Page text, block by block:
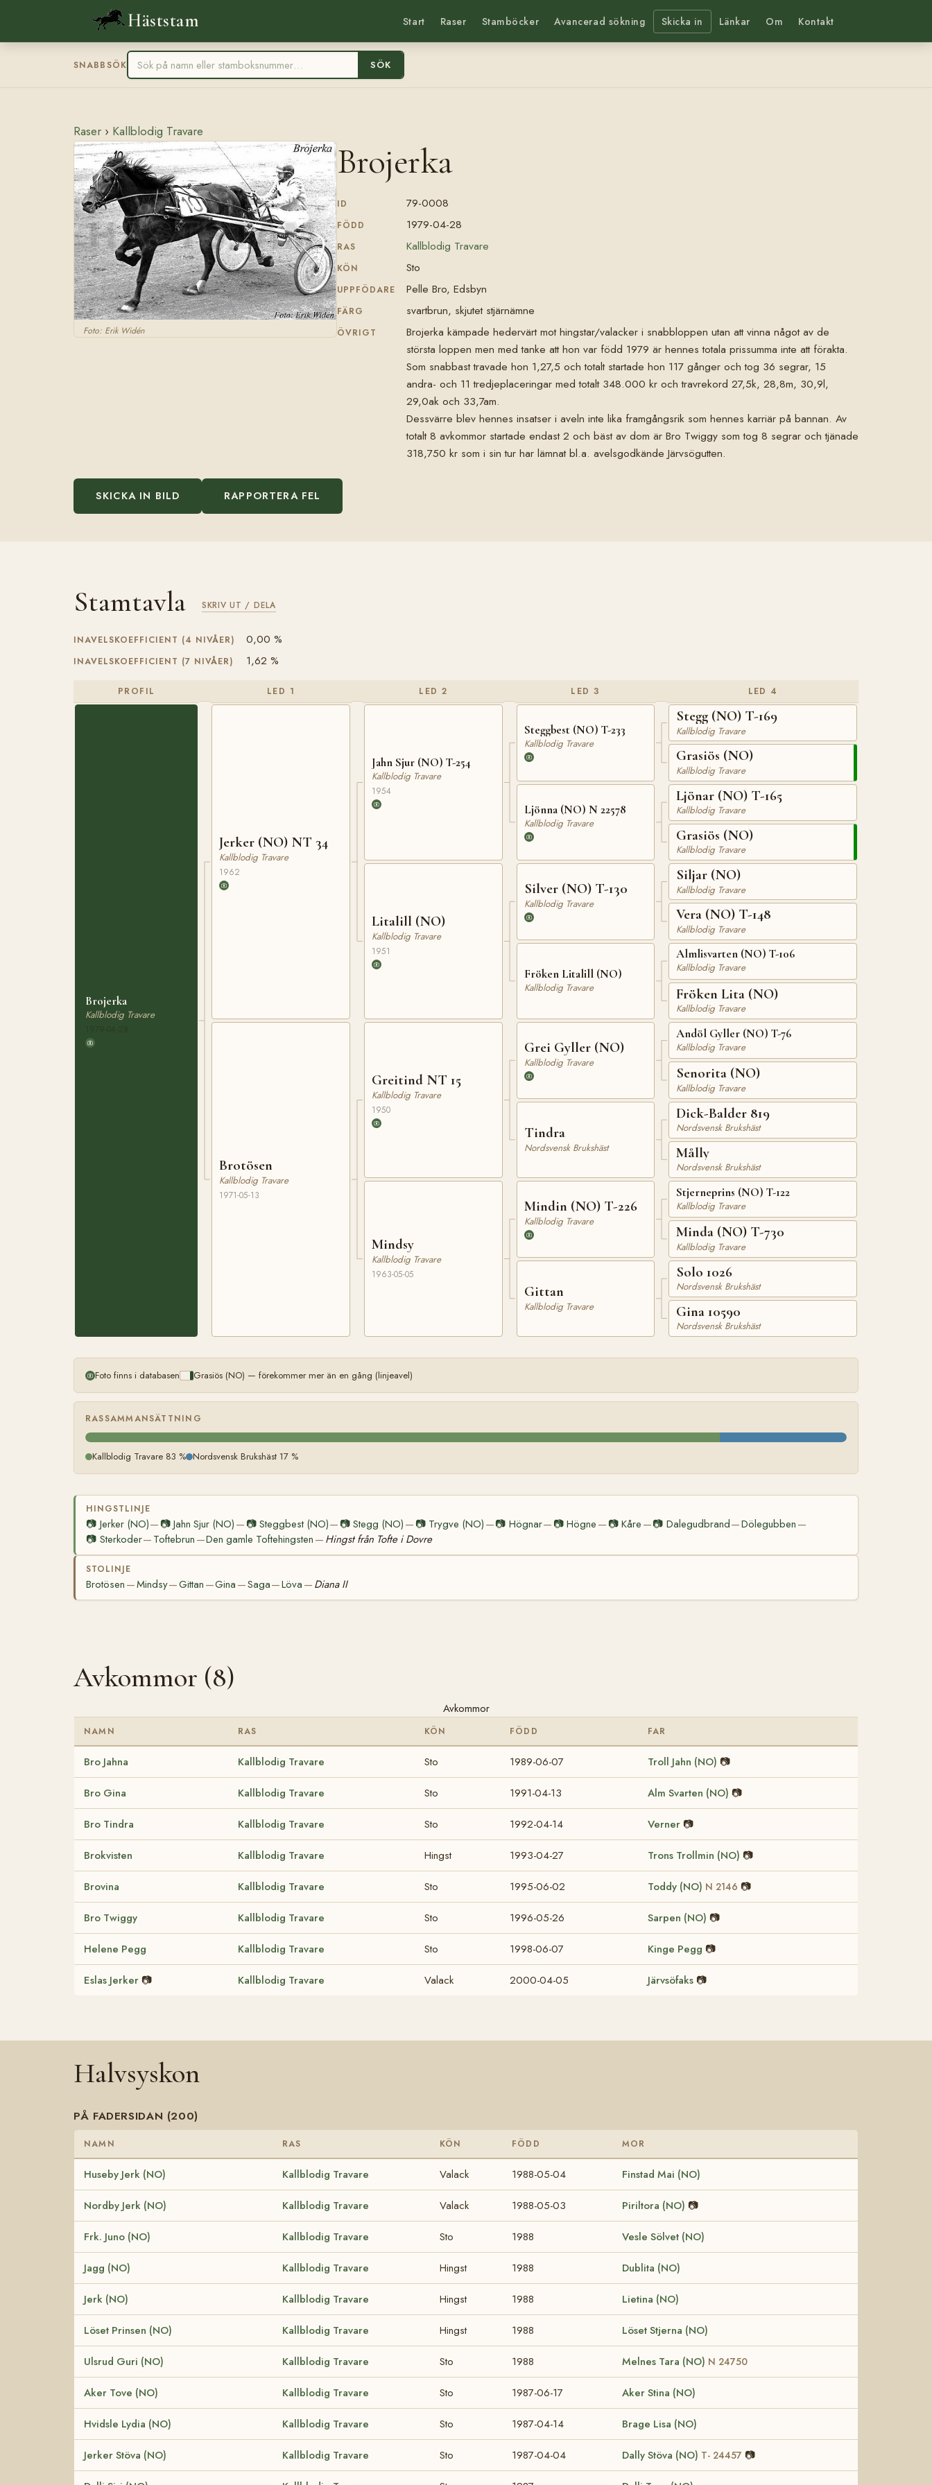
Häststam Start Raser Stamböcker Avancerad sökning Skicka in Länkar Om Kontakt
SNABBSÖK SÖK
Raser › Kallblodig Travare
Foto: Erik Widén
Brojerka
ID 79-0008
FÖDD 1979-04-28
RAS Kallblodig Travare
KÖN Sto
UPPFÖDARE Pelle Bro, Edsbyn
FÄRG svartbrun, skjutet stjärnämne
ÖVRIGT
Brojerka kämpade hedervärt mot hingstar/valacker i snabbloppen utan att vinna något av de
största loppen men med tanke att hon var född 1979 är hennes totala prissumma inte att förakta.
Som snabbast travade hon 1,27,5 och totalt startade hon 117 gånger och tog 36 segrar, 15
andra- och 11 tredjeplaceringar med totalt 348.000 kr och travrekord 27,5k, 28,8m, 30,9l,
29,0ak och 33,7am.
Dessvärre blev hennes insatser i aveln inte lika framgångsrik som hennes karriär på bannan. Av
totalt 8 avkommor startade endast 2 och bäst av dom är Bro Twiggy som tog 8 segrar och tjänade
318,750 kr som i sin tur har lämnat bl.a. avelsgodkände Järvsögutten.
SKICKA IN BILD RAPPORTERA FEL
Stamtavla SKRIV UT / DELA
INAVELSKOEFFICIENT (4 NIVÅER) 0,00 %
INAVELSKOEFFICIENT (7 NIVÅER) 1,62 %
PROFIL
Brojerka
Kallblodig Travare
LED 1
Jerker (NO) NT 34
Kallblodig Travare
1962
Brotösen
Kallblodig Travare
1971-05-13
LED 2
Jahn Sjur (NO) T-254
Kallblodig Travare
1954
Litalill (NO)
Kallblodig Travare
1951
Greitind NT 15
Kallblodig Travare
1950
Mindsy
Kallblodig Travare
1963-05-05
LED 3
Steggbest (NO) T-233
Kallblodig Travare
Ljönna (NO) N 22578
Kallblodig Travare
Silver (NO) T-130
Kallblodig Travare
Fröken Litalill (NO)
Kallblodig Travare
Grei Gyller (NO)
Kallblodig Travare
Tindra
Nordsvensk Brukshäst
Mindin (NO) T-226
Kallblodig Travare
Gittan
Kallblodig Travare
LED 4
Stegg (NO) T-169
Kallblodig Travare
Grasiös (NO)
Kallblodig Travare
Ljönar (NO) T-165
Kallblodig Travare
Grasiös (NO)
Kallblodig Travare
Siljar (NO)
Kallblodig Travare
Vera (NO) T-148
Kallblodig Travare
Almlisvarten (NO) T-106
Kallblodig Travare
Fröken Lita (NO)
Kallblodig Travare
Andöl Gyller (NO) T-76
Kallblodig Travare
Senorita (NO)
Kallblodig Travare
Dick-Balder 819
Nordsvensk Brukshäst
Målly
Nordsvensk Brukshäst
Stjerneprins (NO) T-122
Kallblodig Travare
Minda (NO) T-730
Kallblodig Travare
Solo 1026
Nordsvensk Brukshäst
Gina 10590
Nordsvensk Brukshäst
Foto finns i databasen Grasiös (NO) — förekommer mer än en gång (linjeavel)
RASSAMMANSÄTTNING
Kallblodig Travare 83 % Nordsvensk Brukshäst 17 %
HINGSTLINJE
📷 Jerker (NO)— 📷Jahn Sjur (NO) — 📷 Steggbest (NO)— 📷 Stegg (NO) — 📷 Trygve (NO) —📷 Högnar— 📷Högne — 📷Kåre —📷 Dalegudbrand—Dölegubben —
📷 Sterkoder— Toftebrun —Den gamle Toftehingsten — Hingst från Tofte i Dovre
STOLINJE
Brotösen —Mindsy—Gittan —Gina —Saga—Löva — Diana II
Avkommor (8)
Avkommor
NAMN RAS KÖN FÖDD FAR
Bro Jahna Kallblodig Travare Sto 1989-06-07 Troll Jahn (NO) 📷
Bro Gina Kallblodig Travare Sto 1991-04-13 Alm Svarten (NO) 📷
Bro Tindra Kallblodig Travare Sto 1992-04-14 Verner 📷
Brokvisten Kallblodig Travare Hingst 1993-04-27 Trons Trollmin (NO) 📷
Brovina Kallblodig Travare Sto 1995-06-02 Toddy (NO) N 2146 📷
Bro Twiggy Kallblodig Travare Sto 1996-05-26 Sarpen (NO) 📷
Helene Pegg Kallblodig Travare Sto 1998-06-07 Kinge Pegg 📷
Eslas Jerker 📷 Kallblodig Travare Valack 2000-04-05 Järvsöfaks 📷
Halvsyskon
PÅ FADERSIDAN (200)
NAMN RAS KÖN FÖDD MOR
Huseby Jerk (NO) Kallblodig Travare Valack 1988-05-04 Finstad Mai (NO)
Nordby Jerk (NO) Kallblodig Travare Valack 1988-05-03 Piriltora (NO) 📷
Frk. Juno (NO) Kallblodig Travare Sto 1988 Vesle Sölvet (NO)
Jagg (NO) Kallblodig Travare Hingst 1988 Dublita (NO)
Jerk (NO) Kallblodig Travare Hingst 1988 Lietina (NO)
Löset Prinsen (NO) Kallblodig Travare Hingst 1988 Löset Stjerna (NO)
Ulsrud Guri (NO) Kallblodig Travare Sto 1988 Melnes Tara (NO) N 24750
Aker Tove (NO) Kallblodig Travare Sto 1987-06-17 Aker Stina (NO)
Hvidsle Lydia (NO) Kallblodig Travare Sto 1987-04-14 Brage Lisa (NO)
Jerker Stöva (NO) Kallblodig Travare Sto 1987-04-04 Dally Stöva (NO) T- 24457 📷